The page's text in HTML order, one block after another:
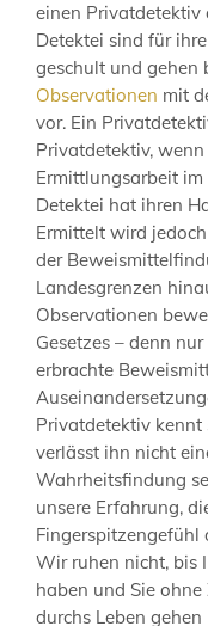
einen Privatdetektiv
Detektei sind für
geschult und gehen
Observationen mit
vor. Ein
Privatdetektiv,
Ermittlungsarbeit im
Detektei hat ihren
Ermittelt wird
der
Landesgrenzen
Observationen
Gesetzes – denn
erbrachte
Privatdetektiv kennt
verlässt ihn nicht
Wahrheitsfindung
unsere Erfahrung,
Fingerspitzengefühl
Wir ruhen nicht, bis
haben und Sie
durchs Leben gehen